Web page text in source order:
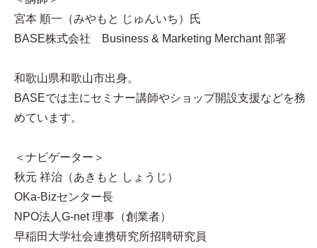
宮本 順一（みやもと じゅんいち）氏
BASE株式会社 Business & Marketing Merchant 部署
和歌山県和歌山市出身。
BASEでは主にセミナー講師やショップ開設支援などを務
めています。
＜ナビゲーター＞
秋元 祥治（あきもと しょうじ）
OKa-Bizセンター長
NPO法人G-net 理事（創業者）
早稲田大学社会連携研究所招聘研究員